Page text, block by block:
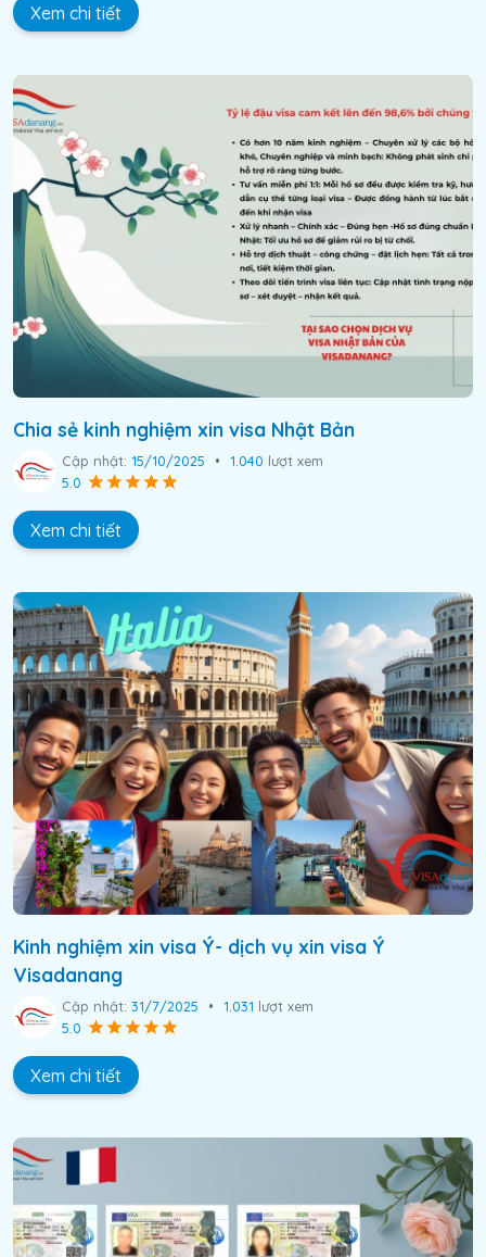
Xem chi tiết
Chia sẻ kinh nghiệm xin visa Nhật Bản
Cập nhật: 15/10/2025 • 1.040 lượt xem
5.0
Xem chi tiết
Kinh nghiệm xin visa Ý- dịch vụ xin visa Ý
Visadanang
Cập nhật: 31/7/2025 • 1.031 lượt xem
5.0
Xem chi tiết